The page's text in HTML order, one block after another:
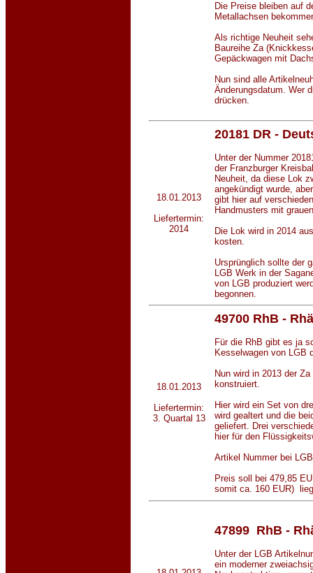
Die Preise bleiben auf
Metallachsen
Als richtige Neuheit
Baureihe Za
Gepäckwagen mit
Nun sind alle
Änderungsdatum. Wer
drücken.
18.01.2013
Liefertermin:
2014
20181 DR -
Unter der Nummer
der Franzburger
Neuheit, da diese Lok
angekündigt wurde,
gibt hier auf
Handmusters mit
Die Lok wird in 2014
kosten.
Ursprünglich sollte der
LGB Werk in der
von LGB produziert
begonnen.
18.01.2013
Liefertermin:
3. Quartal 13
49700 RhB -
Für die RhB gibt es ja
Kesselwagen von LGB
Nun wird in 2013 der
konstruiert.
Hier wird ein Set von
wird gealtert und die
geliefert. Drei
hier für den
Artikel Nummer bei
Preis soll bei 479,85
somit ca. 160 EUR)
47899 RhB -
Unter der LGB
ein moderner